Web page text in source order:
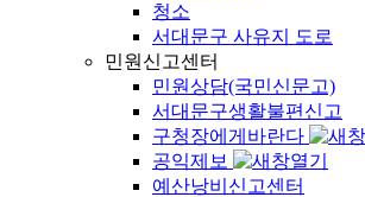
청소
서대문구 사유지 도로
민원신고센터
민원상담(국민신문고)
서대문구생활불편신고
구청장에게바란다
공익제보
예산낭비신고센터